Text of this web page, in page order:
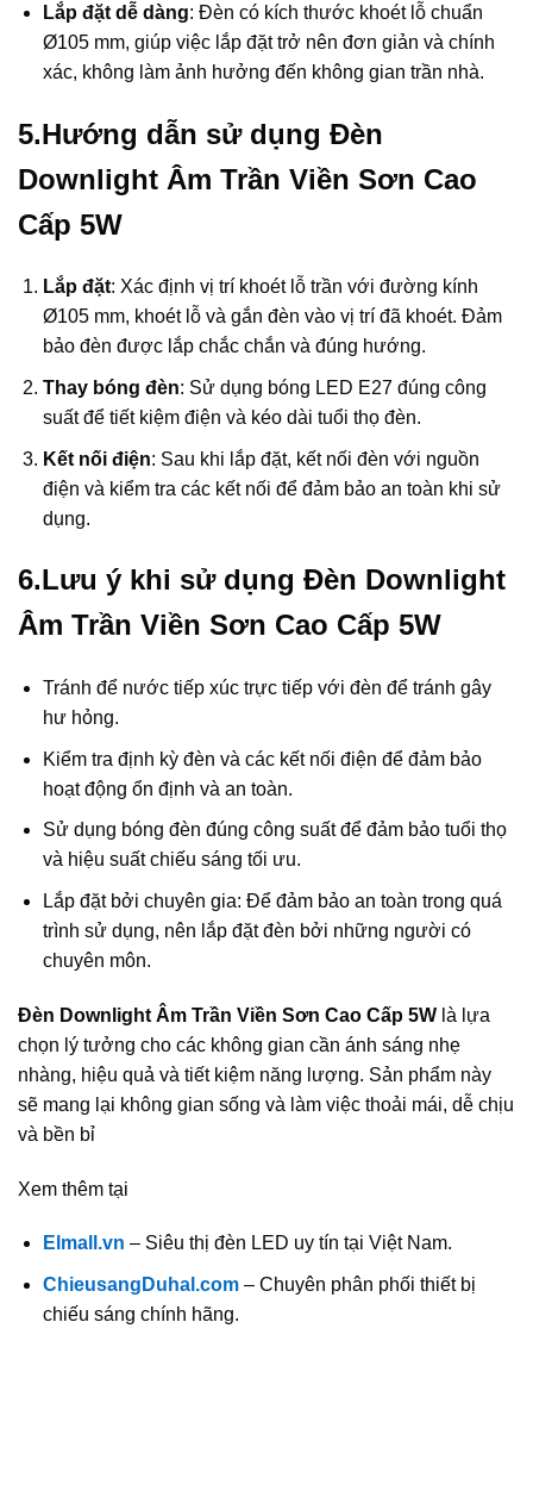
Lắp đặt dễ dàng: Đèn có kích thước khoét lỗ chuẩn
Ø105 mm, giúp việc lắp đặt trở nên đơn giản và chính
xác, không làm ảnh hưởng đến không gian trần nhà.
5.Hướng dẫn sử dụng Đèn
Downlight Âm Trần Viền Sơn Cao
Cấp 5W
Lắp đặt: Xác định vị trí khoét lỗ trần với đường kính
Ø105 mm, khoét lỗ và gắn đèn vào vị trí đã khoét. Đảm
bảo đèn được lắp chắc chắn và đúng hướng.
Thay bóng đèn: Sử dụng bóng LED E27 đúng công
suất để tiết kiệm điện và kéo dài tuổi thọ đèn.
Kết nối điện: Sau khi lắp đặt, kết nối đèn với nguồn
điện và kiểm tra các kết nối để đảm bảo an toàn khi sử
dụng.
6.Lưu ý khi sử dụng Đèn Downlight
Âm Trần Viền Sơn Cao Cấp 5W
Tránh để nước tiếp xúc trực tiếp với đèn để tránh gây
hư hỏng.
Kiểm tra định kỳ đèn và các kết nối điện để đảm bảo
hoạt động ổn định và an toàn.
Sử dụng bóng đèn đúng công suất để đảm bảo tuổi thọ
và hiệu suất chiếu sáng tối ưu.
Lắp đặt bởi chuyên gia: Để đảm bảo an toàn trong quá
trình sử dụng, nên lắp đặt đèn bởi những người có
chuyên môn.
Đèn Downlight Âm Trần Viền Sơn Cao Cấp 5W là lựa
chọn lý tưởng cho các không gian cần ánh sáng nhẹ
nhàng, hiệu quả và tiết kiệm năng lượng. Sản phẩm này
sẽ mang lại không gian sống và làm việc thoải mái, dễ chịu
và bền bỉ
Xem thêm tại
Elmall.vn – Siêu thị đèn LED uy tín tại Việt Nam.
ChieusangDuhal.com– Chuyên phân phối thiết bị
chiếu sáng chính hãng.